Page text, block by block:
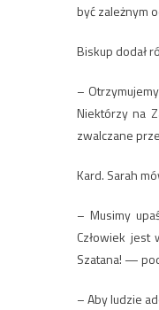
być zależnym
Biskup dodał
–
Niektórzy na
zwalczane
Kard. Sarah
– Musimy
Człowiek
Szatana! —
– Aby ludzie